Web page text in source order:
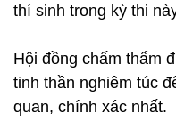
thí sinh trong kỳ thi
Hội đồng chấm thẩm
tinh thần nghiêm túc
quan, chính xác nhất.